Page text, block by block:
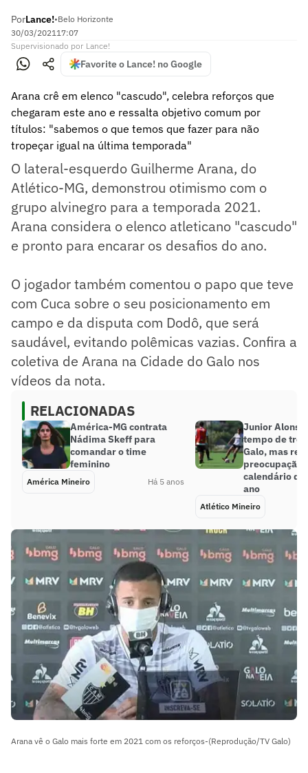
PorLance!•Belo Horizonte
30/03/202117:07
Supervisionado por Lance!
Favorite o Lance! no Google
Arana crê em elenco "cascudo", celebra reforços que
chegaram este ano e ressalta objetivo comum por
títulos: "sabemos o que temos que fazer para não
tropeçar igual na última temporada"
O lateral-esquerdo Guilherme Arana, do
Atlético-MG, demonstrou otimismo com o
grupo alvinegro para a temporada 2021.
Arana considera o elenco atleticano "cascudo"
e pronto para encarar os desafios do ano.
O jogador também comentou o papo que teve
com Cuca sobre o seu posicionamento em
campo e da disputa com Dodô, que será
saudável, evitando polêmicas vazias. Confira a
coletiva de Arana na Cidade do Galo nos
vídeos da nota.
RELACIONADAS
América-MG contrata
Nádima Skeff para
comandar o time
feminino
América Mineiro Há 5 anos
Junior Alonso
tempo de
Galo, mas
preocupação
calendário de
ano
Atlético Mineiro
Arana vê o Galo mais forte em 2021 com os reforços-(Reprodução/TV Galo)